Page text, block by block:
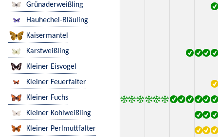
Grünaderweißling
Hauhechel-Bläuling
Kaisermantel
Karstweißling
Kleiner Eisvogel
Kleiner Feuerfalter
Kleiner Fuchs
Kleiner Kohlweißling
Kleiner Perlmuttfalter